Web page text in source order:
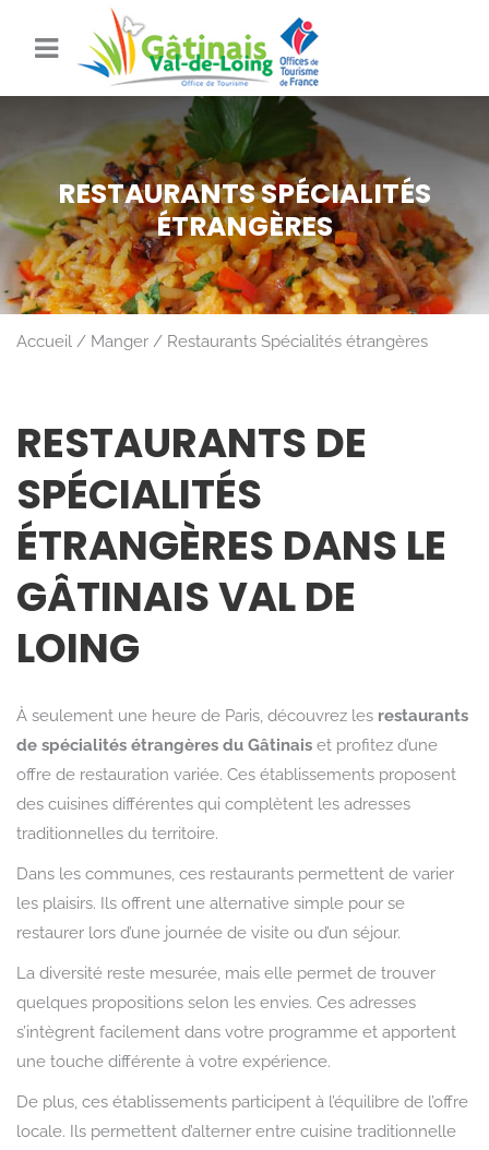
RESTAURANTS SPÉCIALITÉS
ÉTRANGÈRES
Accueil Manger Restaurants Spécialités étrangères
RESTAURANTS DE
SPÉCIALITÉS
ÉTRANGÈRES DANS LE
GÂTINAIS VAL DE
LOING
À seulement une heure de Paris, découvrez les restaurants
de spécialités étrangères du Gâtinais et profitez d’une
offre de restauration variée. Ces établissements proposent
des cuisines différentes qui complètent les adresses
traditionnelles du territoire.
Dans les communes, ces restaurants permettent de varier
les plaisirs. Ils offrent une alternative simple pour se
restaurer lors d’une journée de visite ou d’un séjour.
La diversité reste mesurée, mais elle permet de trouver
quelques propositions selon les envies. Ces adresses
s’intègrent facilement dans votre programme et apportent
une touche différente à votre expérience.
De plus, ces établissements participent à l’équilibre de l’offre
locale. Ils permettent d’alterner entre cuisine traditionnelle